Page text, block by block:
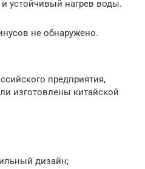
устойчивый нагрев воды.
не обнаружено.
предприятия,
изготовлены китайской
дизайн;